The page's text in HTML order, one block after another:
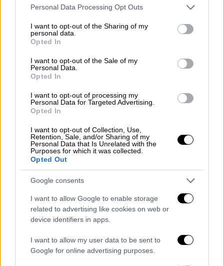
Please note that this website/app uses one or more Google
not limited to your visit or usage behaviour. You may click to
grant or deny consent to Google and its third-party tags to
use your data for below specified purposes in below Google
consent section.
Personal Data Processing Opt Outs
I want to opt-out of the Sharing of my
personal data.
Opted In
I want to opt-out of the Sale of my
Personal Data.
Opted In
I want to opt-out of processing my
Personal Data for Targeted Advertising.
Opted In
I want to opt-out of Collection, Use,
Retention, Sale, and/or Sharing of my
Personal Data that Is Unrelated with the
Purposes for which it was collected.
Opted Out
Google consents
I want to allow Google to enable storage
related to advertising like cookies on web or
device identifiers in apps.
I want to allow my user data to be sent to
Google for online advertising purposes.
χωρίς να προκύψει ένδειξη για διαρροή του
αερίου στην ατμόσφαιρα.
Όπως έγινε γνωστό,
πίεσηςσε κανένα σημείο του δικτύου του
ΔΕΣΦΑ, ενώ και από την πλευρά των
διευκρινίστηκε ότι δεν υπήρξε κάποιο
πρόβλημα στις εγκαταστάσεις, ούτε
αντίστοιχη οσμή στο Θριάσιο.
Από τον ΔΕΣΦΑ αναφέρθηκε ότι «τα
περιστατικά αυτά δεν σχετίζονται με το
δίκτυο ή/και τις εγκαταστάσεις του, καθώς
το δίκτυο υψηλής πίεσης δεν διέρχεται από
αυτές τις περιοχές» και υπενθυμίστηκε ότι
«ο ΔΕΣΦΑ είναι ο Διαχειριστής του Εθνικού
Συστήματος Φυσικού Αερίου Υψηλής
Πίεσης».